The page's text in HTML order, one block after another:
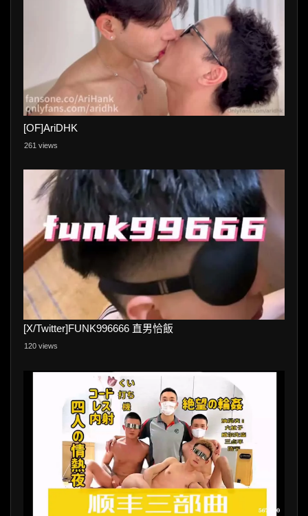
[OF]AriDHK
261 views
[X/Twitter]FUNK996666 直男恰飯
120 views